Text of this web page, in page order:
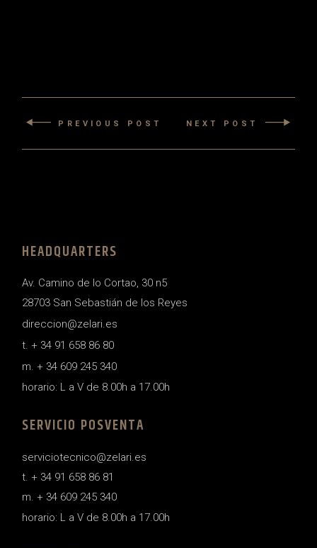
PREVIOUS POST NEXT POST
HEADQUARTERS
Av. Camino de lo Cortao, 30 n5
28703 San Sebastián de los Reyes
direccion@zelari.es
t. + 34 91 658 86 80
m. + 34 609 245 340
horario: L a V de 8.00h a 17.00h
SERVICIO POSVENTA
serviciotecnico@zelari.es
t. + 34 91 658 86 81
m. + 34 609 245 340
horario: L a V de 8.00h a 17.00h